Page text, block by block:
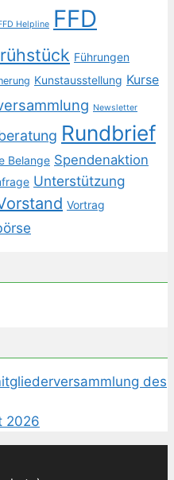
Helpline FFD
Führungen
Kunstausstellung Kurse
Newsletter
Rundbrief
Belange Spendenaktion
Unterstützung
Vortrag
des
2026